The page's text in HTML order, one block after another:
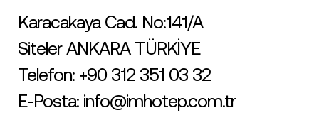
Karacakaya Cad. No:141/A
Siteler ANKARA TÜRKİYE
Telefon: +90 312 351 03 32
E-Posta: info@imhotep.com.tr